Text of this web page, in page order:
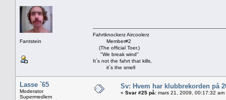
Fantstein
Fahrtknockerz Aircoolerz
Member#2
(The official Toer.)
"We break wind"
It`s not the fahrt that kills,
it`s the smell
Lasse `65
Moderator
Supermedlem
Sv: Hvem har klubbrekorden på
« Svar #25 på: mars 21, 2009, 00:17:32 am